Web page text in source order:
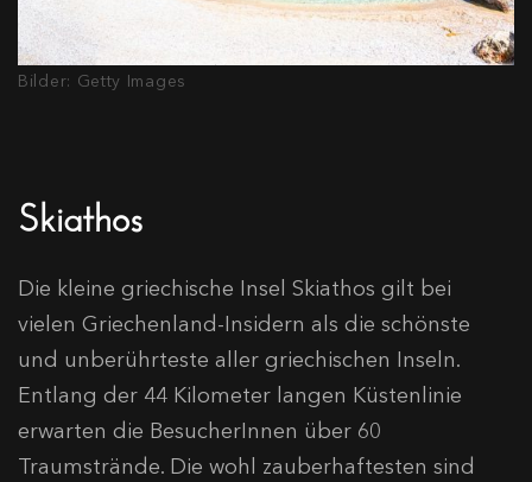
Bilder: Getty Images
Skiathos
Die kleine griechische Insel Skiathos gilt bei
vielen Griechenland-Insidern als die schönste
und unberührteste aller griechischen Inseln.
Entlang der 44 Kilometer langen Küstenlinie
erwarten die BesucherInnen über 60
Traumstrände. Die wohl zauberhaftesten sind